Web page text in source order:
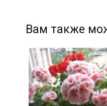
Вам также